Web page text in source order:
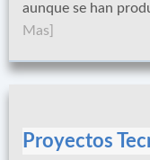
aunque se han
Mas]
Proyectos